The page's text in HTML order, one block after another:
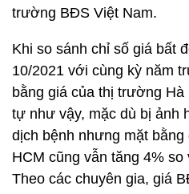
trường BĐS Việt Nam.
Khi so sánh chỉ số giá bất
10/2021 với cùng kỳ năm
bằng giá của thị trường
tự như vậy, mặc dù bị ảnh
dịch bệnh nhưng mặt
HCM cũng vẫn tăng 4%
Theo các chuyên gia, giá